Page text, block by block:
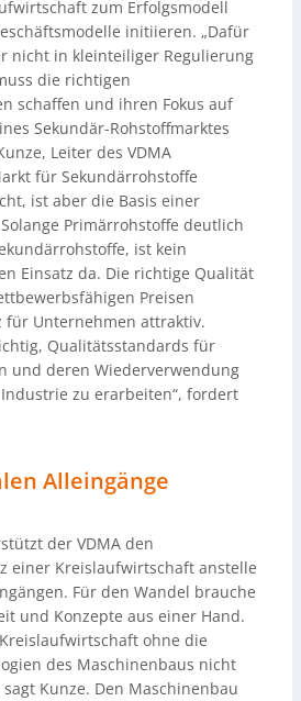
zum Erfolgsmodell
initiieren. „Dafür
nicht in kleinteiliger Regulierung
die richtigen
schaffen und ihren Fokus auf
Sekundär-Rohstoffmarktes
Leiter des VDMA
für Sekundärrohstoffe
ist aber die Basis einer
Primärrohstoffe deutlich
ist kein
Einsatz da. Die richtige Qualität
Preisen
für Unternehmen attraktiv.
Qualitätsstandards für
und deren Wiederverwendung
zu erarbeiten“, fordert
Alleingänge
der VDMA den
einer Kreislaufwirtschaft anstelle
Für den Wandel brauche
und Konzepte aus einer Hand.
ohne die
des Maschinenbaus nicht
Kunze. Den Maschinenbau